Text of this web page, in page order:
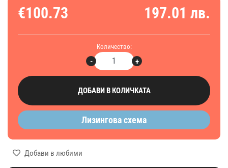
€100.73 197.01 лв.
Количество:
+
-
ДОБАВИ В КОЛИЧКАТА
Лизингова схема
Добави в любими